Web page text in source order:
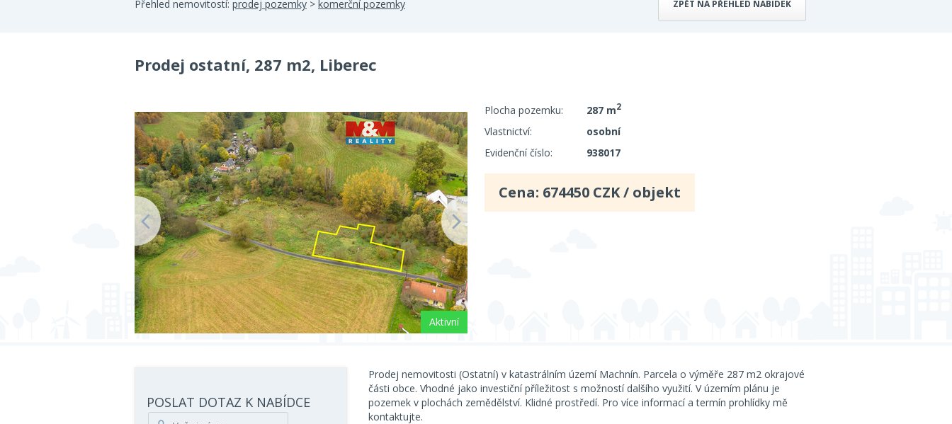
Přehled nemovitostí: prodej pozemky > komerční pozemky ZPĚT NA PŘEHLED NABÍDEK
Prodej ostatní, 287 m2, Liberec
Aktivní
Plocha pozemku: 287 m2
Vlastnictví:
osobní
Evidenční číslo:
938017
Cena: 674450 CZK / objekt
POSLAT DOTAZ K NABÍDCE
Prodej nemovitosti (Ostatní) v katastrálním území Machnín. Parcela o výměře 287 m2 okrajové
části obce. Vhodné jako investiční příležitost s možností dalšího využití. V územím plánu je
pozemek v plochách zemědělství. Klidné prostředí. Pro více informací a termín prohlídky mě
kontaktujte.